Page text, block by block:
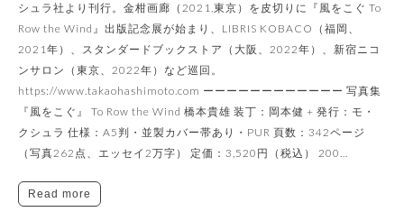
シュラ社より刊行。金柑画廊（2021,東京）を皮切りに『風をこぐ To
Row the Wind』出版記念展が始まり、LIBRIS KOBACO（福岡、
2021年）、スタンダードブックストア（大阪、2022年）、新宿ニコ
ンサロン（東京、2022年）など巡回。
https://www.takaohashimoto.com ーーーーーーーーーーーー 写真集
『風をこぐ』 To Row the Wind 橋本貴雄 装丁：岡本健 + 発行：モ・
クシュラ 仕様：A5判・並製カバー帯あり・PUR 頁数：342ページ
（写真262点、エッセイ2万字） 定価：3,520円（税込） 200…
Read more